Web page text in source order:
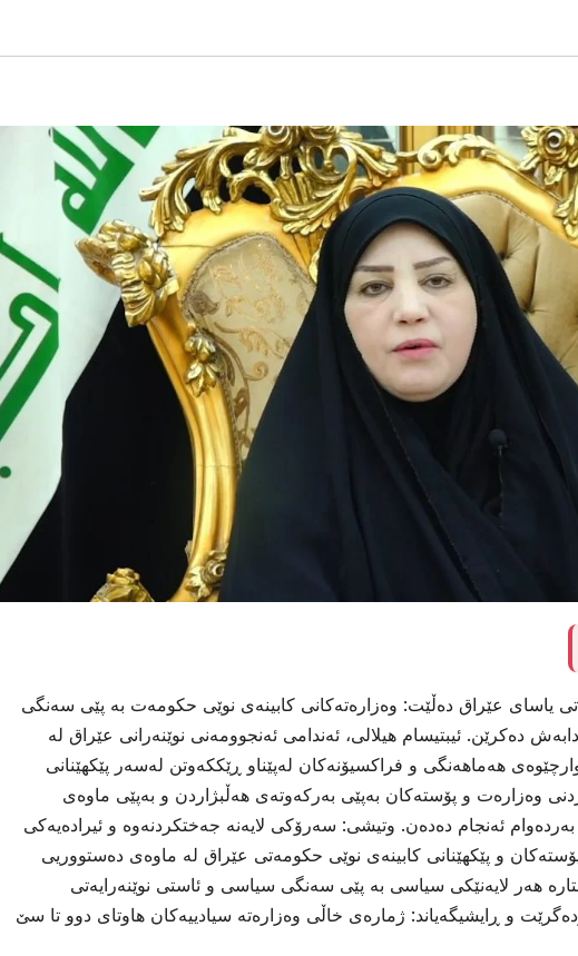
یاسای عێراق دەڵێت: وەزارەتەكانی كابینەی نوێی حكومەت بە پێی سەنگی
دەكرێن. ئیبتیسام هیلالی، ئەندامی ئەنجوومەنی نوێنەرانی عێراق لە
هەماهەنگی و فراكسیۆنەكان لەپێناو ڕێككەوتن لەسەر پێكهێنانی
وەزارەت و پۆستەكان بەپێی بەركەوتەی هەڵبژاردن و بەپێی ماوەی
ئەنجام دەدەن. وتیشی: سەرۆكی لایەنە جەختكردنەوە و ئیرادەیەكی
و پێكهێنانی كابینەی نوێی حكومەتی عێراق لە ماوەی دەستووریی
هەر لایەنێكی سیاسی بە پێی سەنگی سیاسی و ئاستی نوێنەرایەتی
و ڕایشیگەیاند: ژمارەی خاڵی وەزارەتە سیادییەكان هاوتای دوو تا سێ